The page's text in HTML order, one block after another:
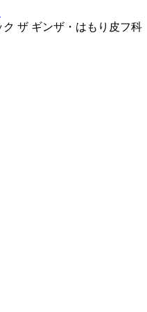
ザ ギンザ・はもり皮フ科